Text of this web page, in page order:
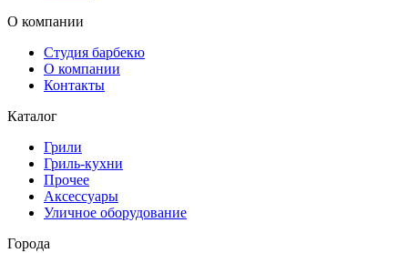
О компании
Студия барбекю
О компании
Контакты
Каталог
Грили
Гриль-кухни
Прочее
Аксессуары
Уличное оборудование
Города